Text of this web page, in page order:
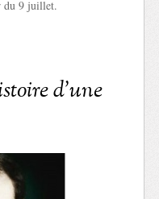
du 9 juillet.
d’une